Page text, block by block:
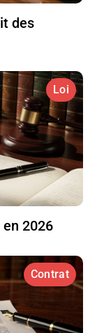
des
Loi
2026
Contrat